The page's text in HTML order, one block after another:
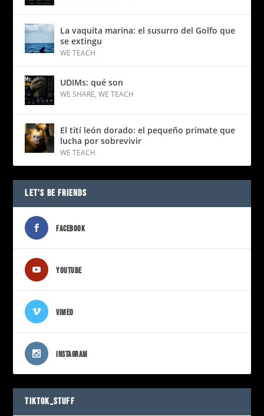
La vaquita marina: el susurro del Golfo que
se extingu
WE TEACH
UDIMs: qué son
WE SHARE,WE TEACH
El tití león dorado: el pequeño primate que
lucha por sobrevivir
WE TEACH
LET’S BE FRIENDS
FACEBOOK
YOUTUBE
VIMEO
INSTAGRAM
TIKTOK_STUFF